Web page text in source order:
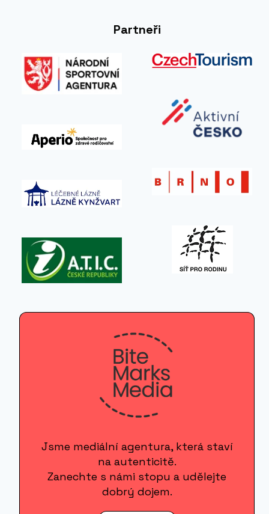
NEJMENŠÍ
Partneři
Jsme mediální agentura, která staví
na autenticitě.
Zanechte s námi stopu a udělejte
dobrý dojem.